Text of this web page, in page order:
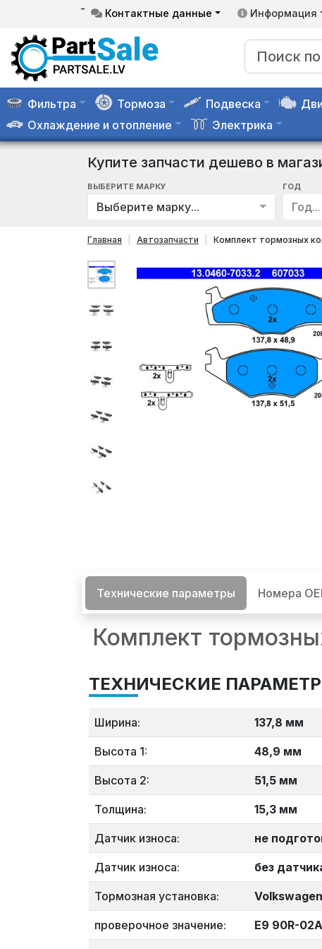
- Контактные данные Информация
Фильтра Тормоза Подвеска
Охлаждение и отопление
Электрика
Купите запчасти дешево в
ВЫБЕРИТЕ МАРКУ
Выберите марку...
ГОД
Год...
Главная Автозапчасти Комплект тормозных
Технические параметры Номера
Комплект
ТЕХНИЧЕСКИЕ
Ширина: 137,8 мм
Высота 1: 48,9 мм
Высота 2: 51,5 мм
Толщина: 15,3 мм
Датчик износа: не
Датчик износа: без
Тормозная установка: Volkswagen
проверочное значение: E9 90R-